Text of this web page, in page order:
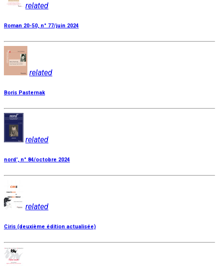
related
Roman 20-50, n° 77/juin 2024
related
Boris Pasternak
related
nord', n° 84/octobre 2024
related
Ciris (deuxième édition actualisée)